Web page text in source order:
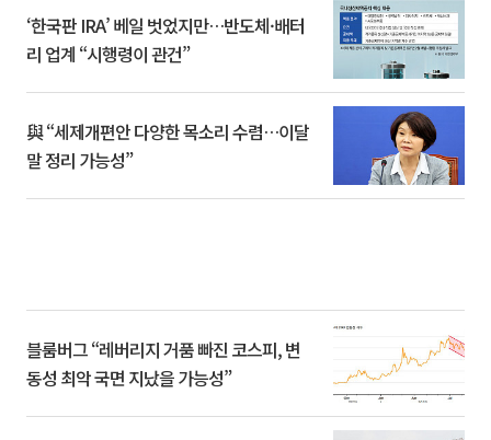
‘한국판 IRA’ 베일 벗었지만…반도체·배터
리 업계 “시행령이 관건”
與 “세제개편안 다양한 목소리 수렴…이달
말 정리 가능성”
블룸버그 “레버리지 거품 빠진 코스피, 변
동성 최악 국면 지났을 가능성”